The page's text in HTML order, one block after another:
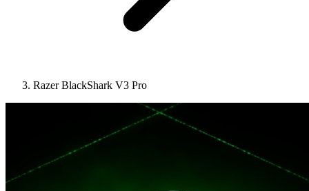
Razer BlackShark V3 Pro